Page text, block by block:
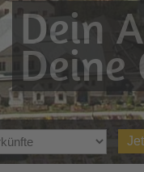
Dein
Deine